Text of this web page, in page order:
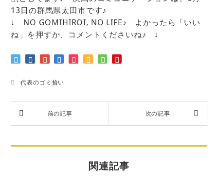
13日の群馬県太田市です♪
↓ NO GOMIHIROI, NO LIFE♪ よかったら「いい
ね」を押すか、コメントくださいね♪ ↓
代表のゴミ拾い
関連記事